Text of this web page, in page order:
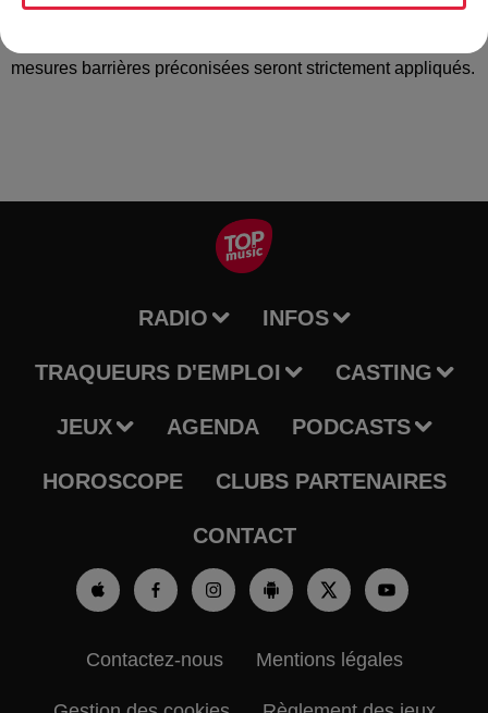
place. afin de répondre aux exigences dues au COVID19, la
mesures barrières préconisées seront strictement appliqués.
RADIO INFOS
TRAQUEURS D'EMPLOI CASTING
JEUX AGENDA PODCASTS
HOROSCOPE CLUBS PARTENAIRES
CONTACT
Contactez-nous Mentions légales